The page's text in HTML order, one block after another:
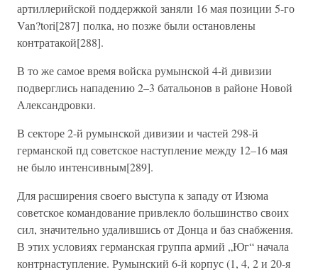
артиллерийской поддержкой заняли 16 мая позиции 5-го
Van?tori[287] полка, но позже были остановлены
контратакой[288].
В то же самое время войска румынской 4-й дивизии
подверглись нападению 2–3 батальонов в районе Новой
Александровки.
В секторе 2-й румынской дивизии и частей 298-й
германской пд советское наступление между 12–16 мая
не было интенсивным[289].
Для расширения своего выступа к западу от Изюма
советское командование привлекло большинство своих
сил, значительно удалившись от Донца и баз снабжения.
В этих условиях германская группа армий „Юг“ начала
контрнаступление. Румынский 6-й корпус (1, 4, 2 и 20-я